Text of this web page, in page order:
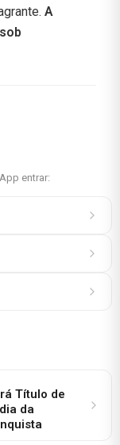
A
entrar:
Título de
da